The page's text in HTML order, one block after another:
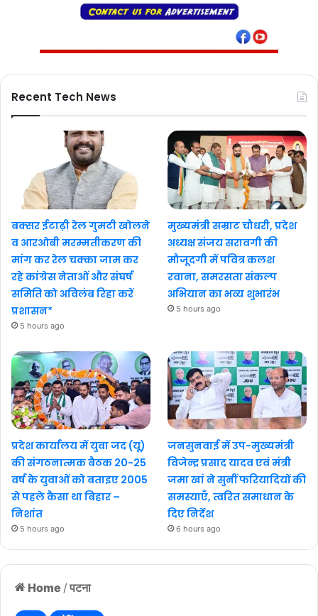
Home / पटना
Recent Tech News
बक्सर ईटाढ़ी रेल गुमटी खोलने
व आरओबी मरम्मतीकरण की
मांग कर रेल चक्का जाम कर
रहे कांग्रेस नेताओं और संघर्ष
समिति को अविलंब रिहा करें
प्रशासन*
5 hours ago
मुख्यमंत्री सम्राट चौधरी, प्रदेश
अध्यक्ष संजय सरावगी की
मौजूदगी में पवित्र कलश
रवाना, समरसता संकल्प
अभियान का भव्य शुभारंभ
5 hours ago
प्रदेश कार्यालय में युवा जद (यू)
की संगठनात्मक बैठक 20-25
वर्ष के युवाओं को बताइए 2005
से पहले कैसा था बिहार –
निशांत
5 hours ago
जनसुनवाई में उप-मुख्यमंत्री
विजेन्द्र प्रसाद यादव एवं मंत्री
जमा खां ने सुनीं फरियादियों की
समस्याएँ, त्वरित समाधान के
दिए निर्देश
6 hours ago